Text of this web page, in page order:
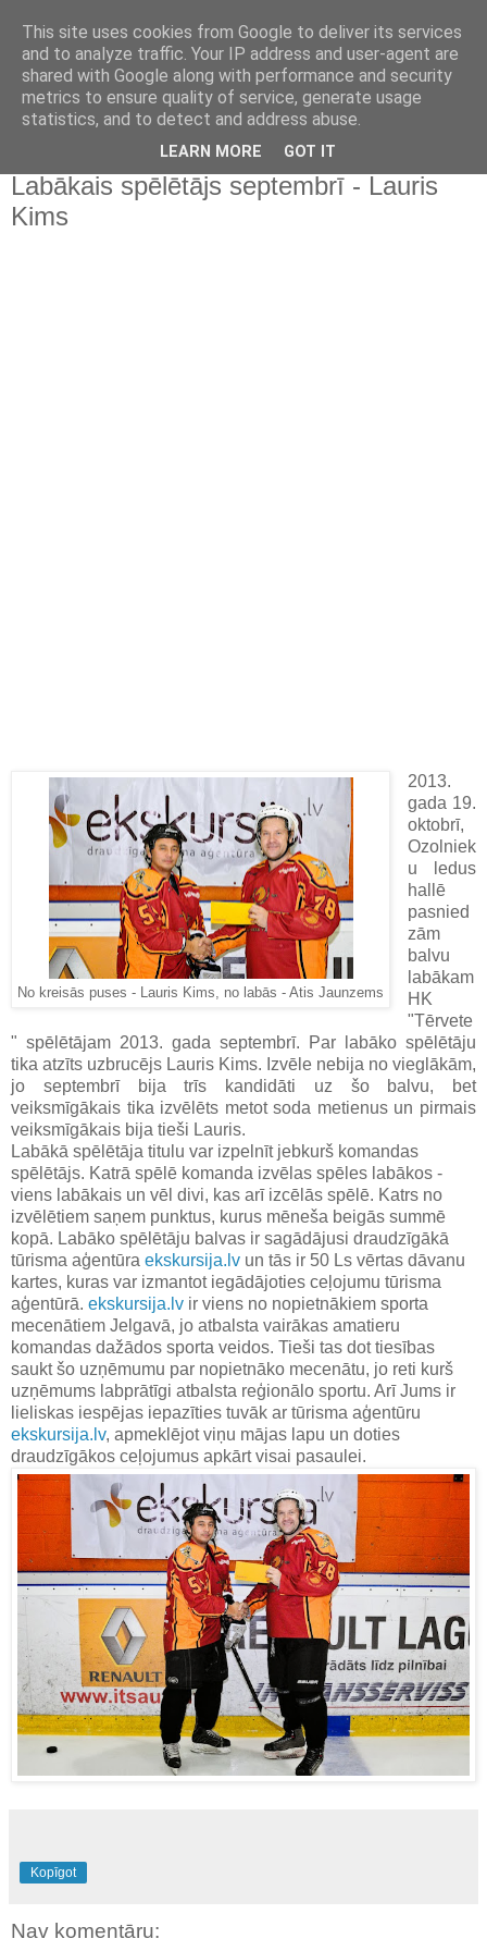
Labākais spēlētājs septembrī - Lauris
Kims
No kreisās puses - Lauris Kims, no labās - Atis Jaunzems
2013.
gada 19.
oktobrī,
Ozolniek
u ledus
hallē
pasnied
zām
balvu
labākam
HK
"Tērvete
" spēlētājam 2013. gada septembrī. Par labāko spēlētāju
tika atzīts uzbrucējs Lauris Kims. Izvēle nebija no vieglākām,
jo septembrī bija trīs kandidāti uz šo balvu, bet
veiksmīgākais tika izvēlēts metot soda metienus un pirmais
veiksmīgākais bija tieši Lauris.
Labākā spēlētāja titulu var izpelnīt jebkurš komandas
spēlētājs. Katrā spēlē komanda izvēlas spēles labākos -
viens labākais un vēl divi, kas arī izcēlās spēlē. Katrs no
izvēlētiem saņem punktus, kurus mēneša beigās summē
kopā. Labāko spēlētāju balvas ir sagādājusi draudzīgākā
tūrisma aģentūra ekskursija.lv un tās ir 50 Ls vērtas dāvanu
kartes, kuras var izmantot iegādājoties ceļojumu tūrisma
aģentūrā. ekskursija.lv ir viens no nopietnākiem sporta
mecenātiem Jelgavā, jo atbalsta vairākas amatieru
komandas dažādos sporta veidos. Tieši tas dot tiesības
saukt šo uzņēmumu par nopietnāko mecenātu, jo reti kurš
uzņēmums labprātīgi atbalsta reģionālo sportu. Arī Jums ir
lieliskas iespējas iepazīties tuvāk ar tūrisma aģentūru
ekskursija.lv, apmeklējot viņu mājas lapu un doties
draudzīgākos ceļojumus apkārt visai pasaulei.
Kopīgot
Nav komentāru:
This site uses cookies from Google to deliver its services
and to analyze traffic. Your IP address and user-agent are
shared with Google along with performance and security
metrics to ensure quality of service, generate usage
statistics, and to detect and address abuse.
LEARN MORE GOT IT